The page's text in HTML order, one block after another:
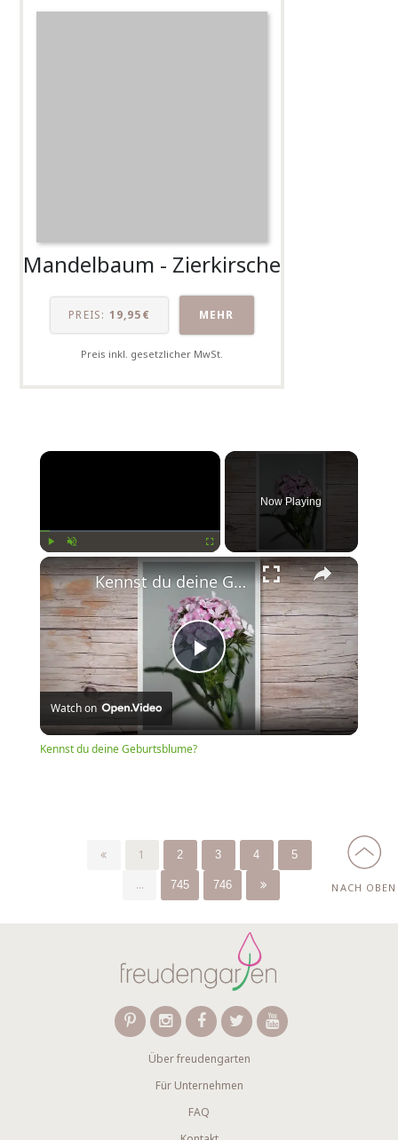
Mandelbaum - Zierkirsche
PREIS: 19,95€ MEHR
Preis inkl. gesetzlicher MwSt.
Fullscreen
Now Playing
Play
Video
Kennst du deine Geburtsblume?
Watch on
Kennst du deine Geburtsblume?
1 2 3 4 5
... 745 746 NACH OBEN
Über freudengarten
Für Unternehmen
FAQ